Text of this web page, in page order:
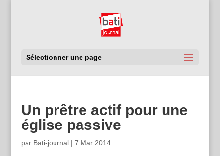
Sélectionner une page
Un prêtre actif pour une
église passive
par Bati-journal| 7 Mar 2014